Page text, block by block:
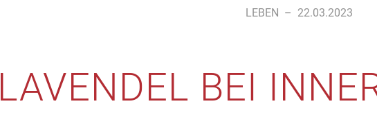
LEBEN – 22.03.2023
LAVENDEL BEI